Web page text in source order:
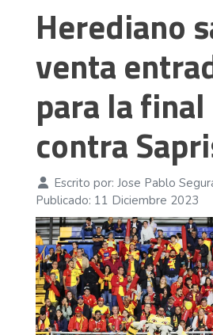
Herediano
venta
para la
contra
Escrito por: Jose Pablo
Publicado: 11 Diciembre 2023